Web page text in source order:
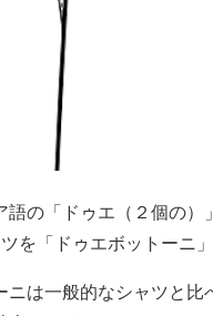
語の「ドゥエ（２個の
を「ドゥエボットーニ」
ニは一般的なシャツと